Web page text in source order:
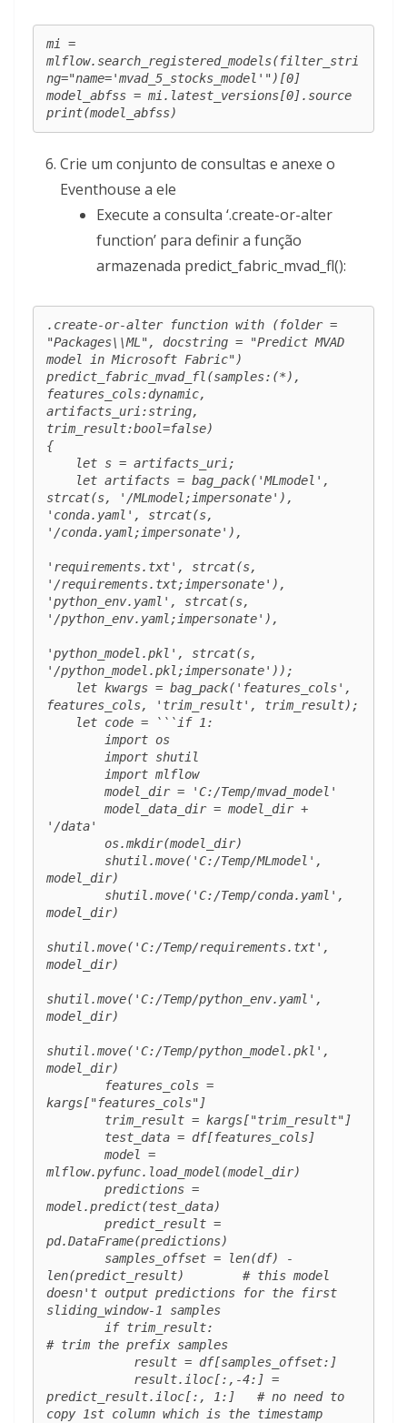
mi =
mlflow.search_registered_models(filter_stri
ng="name='mvad_5_stocks_model'")[0]
model_abfss = mi.latest_versions[0].source
print(model_abfss)
Crie um conjunto de consultas e anexe o
Eventhouse a ele
Execute a consulta ‘.create-or-alter
function’ para definir a função
armazenada predict_fabric_mvad_fl():
.create-or-alter function with (folder =
"Packages\\ML", docstring = "Predict MVAD
model in Microsoft Fabric")
predict_fabric_mvad_fl(samples:(*),
features_cols:dynamic,
artifacts_uri:string,
trim_result:bool=false)
{
strcat(s, '/MLmodel;impersonate'),
'conda.yaml', strcat(s,
'/conda.yaml;impersonate'),
'requirements.txt', strcat(s,
'/requirements.txt;impersonate'),
'python_env.yaml', strcat(s,
'/python_env.yaml;impersonate'),
'python_model.pkl', strcat(s,
'/python_model.pkl;impersonate'));
features_cols, 'trim_result', trim_result);
'/data'
model_dir)
model_dir)
shutil.move('C:/Temp/requirements.txt',
model_dir)
shutil.move('C:/Temp/python_env.yaml',
model_dir)
shutil.move('C:/Temp/python_model.pkl',
model_dir)
kargs["features_cols"]
mlflow.pyfunc.load_model(model_dir)
model.predict(test_data)
pd.DataFrame(predictions)
len(predict_result)        # this model
doesn't output predictions for the first
sliding_window-1 samples
# trim the prefix samples
predict_result.iloc[:, 1:]   # no need to
copy 1st column which is the timestamp